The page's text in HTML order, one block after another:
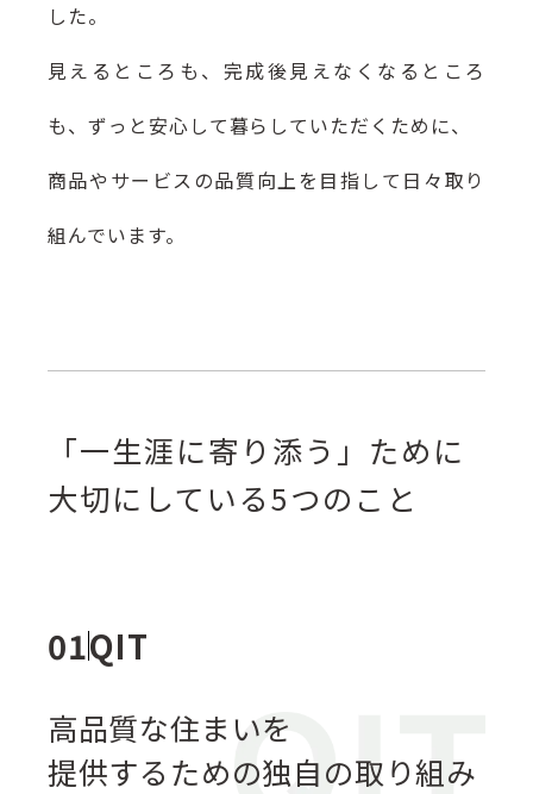
した。
見えるところも、完成後見えなくなるところ
も、ずっと安心して暮らしていただくために、
商品やサービスの品質向上を目指して日々取り
組んでいます。
「一生涯に寄り添う」ために
大切にしている5つのこと
QIT
高品質な住まいを
提供するための独自の取り組み